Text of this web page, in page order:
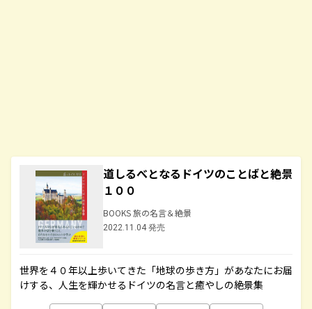
道しるべとなるドイツのことばと絶景
１００
BOOKS 旅の名言＆絶景
2022.11.04 発売
世界を４０年以上歩いてきた「地球の歩き方」があなたにお届
けする、人生を輝かせるドイツの名言と癒やしの絶景集